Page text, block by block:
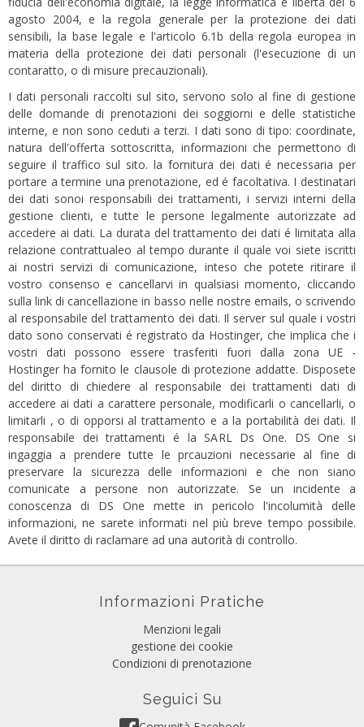
agosto 2004, e la regola generale per la protezione dei dati
sensibili, la base legale e l'articolo 6.1b della regola europea in
materia della protezione dei dati personali (l'esecuzione di un
contaratto, o di misure precauzionali).
I dati personali raccolti sul sito, servono solo al fine di gestione
delle domande di prenotazioni dei soggiorni e delle statistiche
interne, e non sono ceduti a terzi. I dati sono di tipo: coordinate,
natura dell'offerta sottoscritta, informazioni che permettono di
seguire il traffico sul sito. la fornitura dei dati é necessaria per
portare a termine una prenotazione, ed é facoltativa. I destinatari
dei dati sonoi responsabili dei trattamenti, i servizi interni della
gestione clienti, e tutte le persone legalmente autorizzate ad
accedere ai dati. La durata del trattamento dei dati é limitata alla
relazione contrattualeo al tempo durante il quale voi siete iscritti
ai nostri servizi di comunicazione, inteso che potete ritirare il
vostro consenso e cancellarvi in qualsiasi momento, cliccando
sulla link di cancellazione in basso nelle nostre emails, o scrivendo
al responsabile del trattamento dei dati. Il server sul quale i vostri
dato sono conservati é registrato da Hostinger, che implica che i
vostri dati possono essere trasferiti fuori dalla zona UE -
Hostinger ha fornito le clausole di protezione addatte. Disposete
del diritto di chiedere al responsabile dei trattamenti dati di
accedere ai dati a carattere personale, modificarli o cancellarli, o
limitarli , o di opporsi al trattamento e a la portabilità dei dati. Il
responsabile dei trattamenti é la SARL Ds One. DS One si
ingaggia a prendere tutte le prcauzioni necessarie al fine di
preservare la sicurezza delle informazioni e che non siano
comunicate a persone non autorizzate. Se un incidente a
conoscenza di DS One mette in pericolo l'incolumità delle
informazioni, ne sarete informati nel più breve tempo possibile.
Avete il diritto di raclamare ad una autorità di controllo.
Informazioni Pratiche
Menzioni legali
gestione dei cookie
Condizioni di prenotazione
Seguici Su